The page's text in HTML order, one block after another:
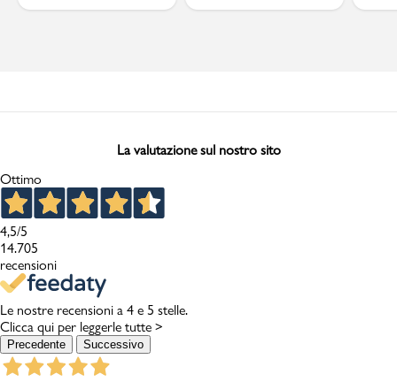
La valutazione sul nostro sito
Ottimo
4,5/5
14.705
recensioni
Le nostre recensioni a 4 e 5 stelle.
Clicca qui per leggerle tutte >
Precedente Successivo